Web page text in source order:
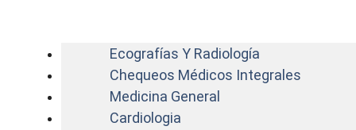
Ecografías Y Radiología
Chequeos Médicos Integrales
Medicina General
Cardiologia